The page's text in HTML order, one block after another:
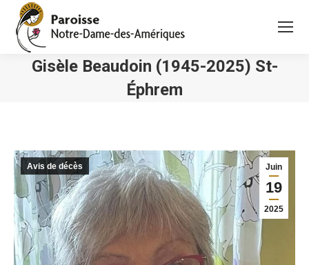
Gisèle Beaudoin (1945-2025) St-
Éphrem
Juin
19
2025
Avis de décès